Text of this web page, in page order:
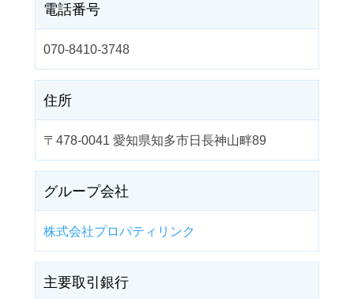
電話番号
070-8410-3748
住所
〒478-0041 愛知県知多市日長神山畔89
グループ会社
株式会社プロパティリンク
主要取引銀行